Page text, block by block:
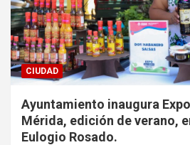
CIUDAD
Ayuntamiento inaugura
Mérida, edición de verano,
Eulogio Rosado.